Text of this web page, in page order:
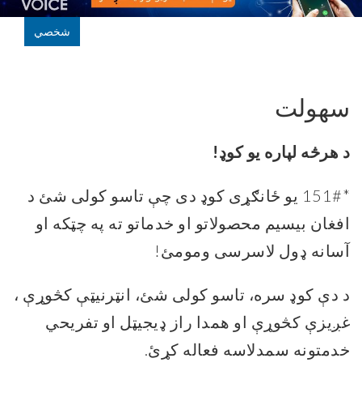
شخصي
سهولت
د هرڅه لپاره یو کوډ!
*151# یو ځانګړی کوډ دی چې تاسو کولی شئ د
افغان بیسیم محصولاتو او خدماتو ته په چټکه او
آسانه ډول لاسرسی ومومئ!
د دې کوډ سره، تاسو کولی شئ، انټرنیټې کڅوړې ،
غږیزې کڅوړې او همدا راز ډیجیټل او تفریحي
خدمتونه سمدلاسه فعاله کړئ.